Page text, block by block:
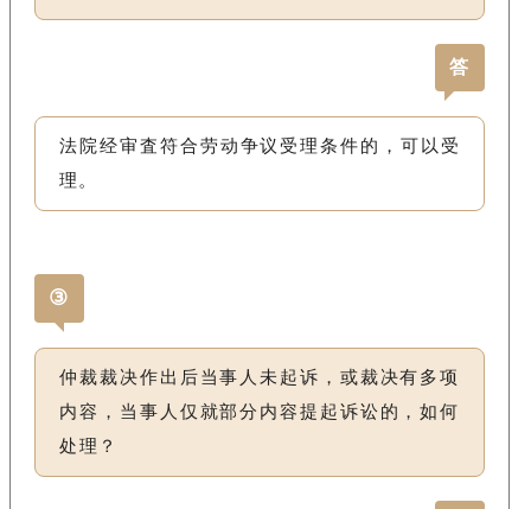
答
法院经审査符合劳动争议受理条件的，可以受
理。
③
仲裁裁决作出后当事人未起诉，或裁决有多项
内容，当事人仅就部分内容提起诉讼的，如何
处理？